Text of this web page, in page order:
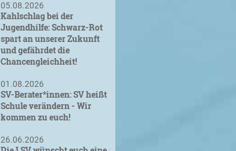
05.08.2026
Kahlschlag bei der
Jugendhilfe: Schwarz-Rot
spart an unserer Zukunft
und gefährdet die
Chancengleichheit!
01.08.2026
SV-Berater*innen: SV heißt
Schule verändern - Wir
kommen zu euch!
26.06.2026